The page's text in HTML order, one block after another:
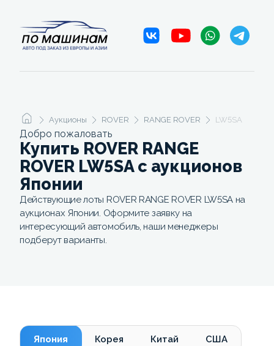
Аукционы ROVER RANGE ROVER LW5SA
Добро пожаловать
Купить ROVER RANGE
ROVER LW5SA c аукционов
Японии
Действующие лоты ROVER RANGE ROVER LW5SA на
аукционах Японии. Оформите заявку на
интересующий автомобиль, наши менеджеры
подберут варианты.
Япония Корея Китай США